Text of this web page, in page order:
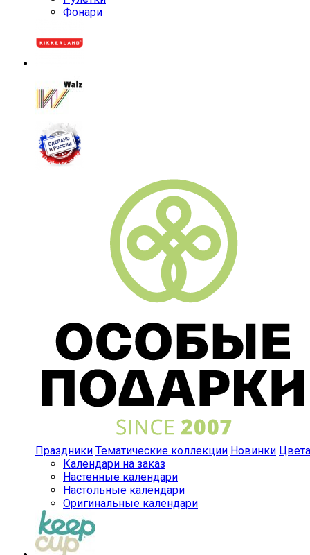
Фонари
Праздники Тематические коллекции Новинки Цвета
Календари на заказ
Настенные календари
Настольные календари
Оригинальные календари